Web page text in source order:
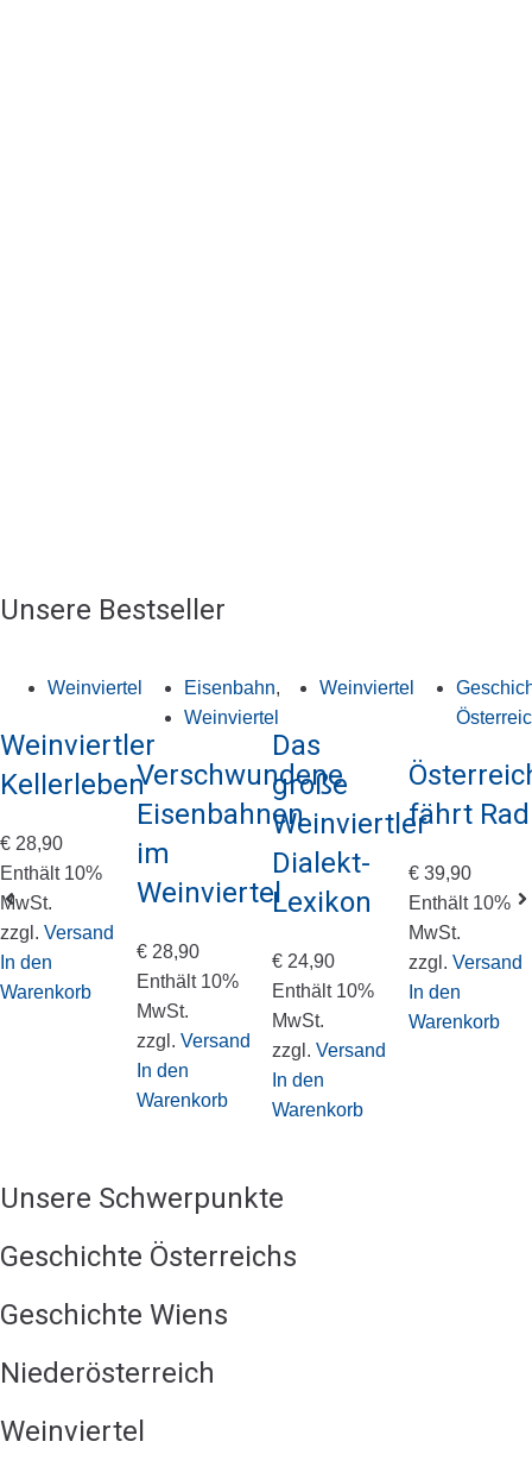
Unsere Bestseller
Weinviertel
Weinviertler
Kellerleben
€ 28,90
Enthält 10%
MwSt.
zzgl. Versand
In den
Warenkorb
Eisenbahn,
Weinviertel
Verschwundene
Eisenbahnen
im
Weinviertel
€28,90
Enthält 10%
MwSt.
zzgl. Versand
In den
Warenkorb
Weinviertel
Das
große
Weinviertler
Dialekt-
Lexikon
€ 24,90
Enthält 10%
MwSt.
zzgl. Versand
In den
Warenkorb
fährt Rad
€39,90
Enthält 10%
MwSt.
zzgl. Versand
In den
Warenkorb
Unsere Schwerpunkte
Geschichte Österreichs
Geschichte Wiens
Niederösterreich
Weinviertel